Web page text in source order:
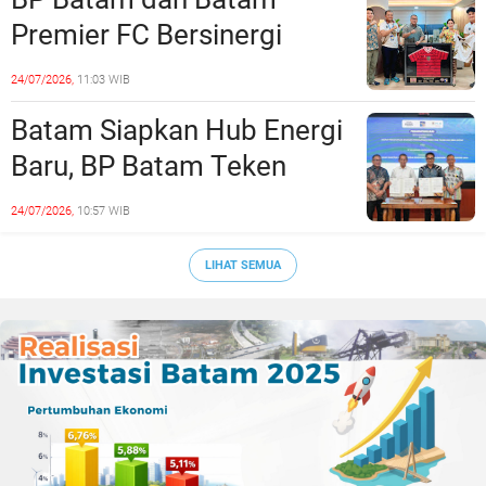
Premier FC Bersinergi
Cetak Generasi Emas
Sepak Bola Kepri
24/07/2026, 11:03 WIB
Batam Siapkan Hub Energi
Baru, BP Batam Teken
Kesepakatan Strategis
24/07/2026, 10:57 WIB
LIHAT SEMUA